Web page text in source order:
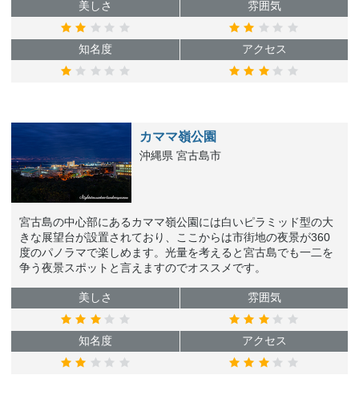
美しさ 雰囲気
知名度 アクセス
カママ嶺公園
沖縄県 宮古島市
宮古島の中心部にあるカママ嶺公園には白いピラミッド型の大
きな展望台が設置されており、ここからは市街地の夜景が360
度のパノラマで楽しめます。光量を考えると宮古島でも一二を
争う夜景スポットと言えますのでオススメです。
美しさ 雰囲気
知名度 アクセス